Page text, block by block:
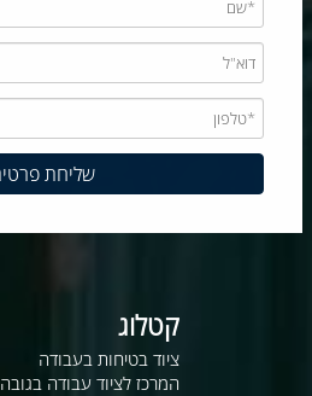
קטלוג
ציוד בטיחות בעבודה
המרכז לציוד עבודה בגובה